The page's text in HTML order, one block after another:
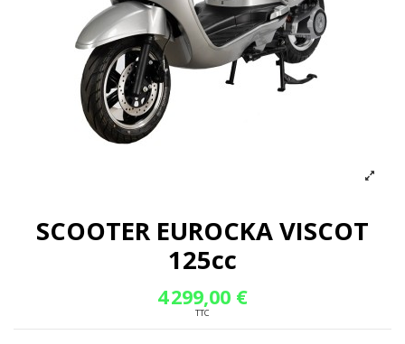
SCOOTER EUROCKA VISCOT
125cc
4 299,00 €
TTC